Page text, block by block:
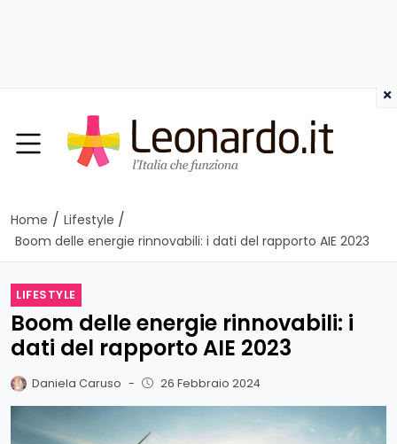
Home / Lifestyle /
Boom delle energie rinnovabili: i dati del rapporto AIE 2023
LIFESTYLE
Boom delle energie rinnovabili: i
dati del rapporto AIE 2023
Daniela Caruso - 26 Febbraio 2024
×